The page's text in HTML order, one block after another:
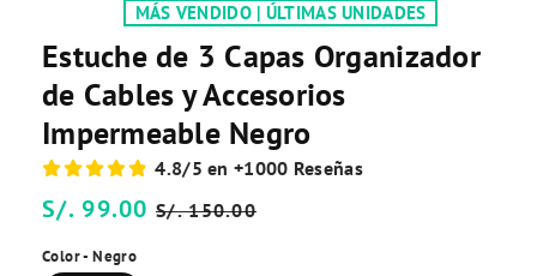
MÁS VENDIDO | ÚLTIMAS UNIDADES
Estuche de 3 Capas Organizador
de Cables y Accesorios
Impermeable Negro
4.8/5 en +1000 Reseñas
Precio
habitual
S/. 99.00 Precio
S/. 150.00
Color - Negro